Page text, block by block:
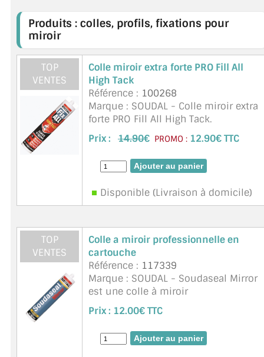
Produits : colles, profils, fixations pour
miroir
TOP
VENTES
Colle miroir extra forte PRO Fill All
High Tack
Référence : 100268
Marque : SOUDAL - Colle miroir extra
forte PRO Fill All High Tack.
Résistance : 320kg/10cm². Blanche.
Fix ALL High Tack est un mastic-colle
monocomposant élastique neutre de
grande qualité &agra ...suite
Prix : 14.90€ PROMO : 12.90€ TTC
Disponible (Livraison à domicile)
TOP
VENTES
Colle a miroir professionnelle en
cartouche
Référence : 117339
Marque : SOUDAL - Soudaseal Mirror
est une colle à miroir
monocomposant élastique neutre de
rande qualité à base de MS
polymères. Soudaseal Mirror
convient pour le collage de tous les
Prix : 12.00€ TTC